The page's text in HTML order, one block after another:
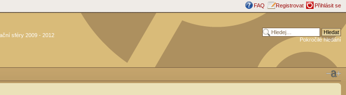
FAQ Registrovat Přihlásit se
sféry 2009 - 2012
Pokročilé hledání